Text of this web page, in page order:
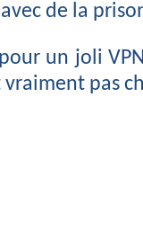
de la
un joli
vraiment pas